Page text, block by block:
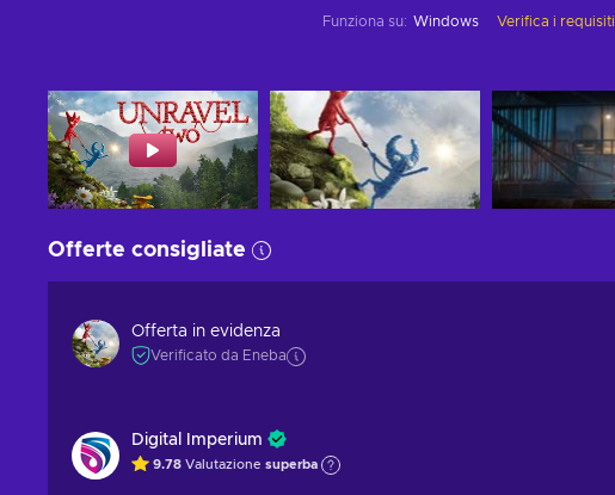
Funziona su: Windows Verifica i requisiti
Offerte consigliate
Offerta in evidenza
Verificato da Eneba
Digital Imperium
9.78 Valutazione superba